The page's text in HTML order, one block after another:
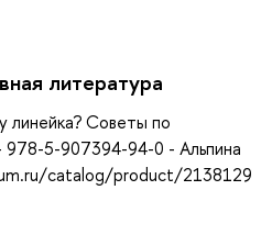
литература
линейка? Советы по
978-5-907394-94-0 - Альпина
catalog/product/2138129